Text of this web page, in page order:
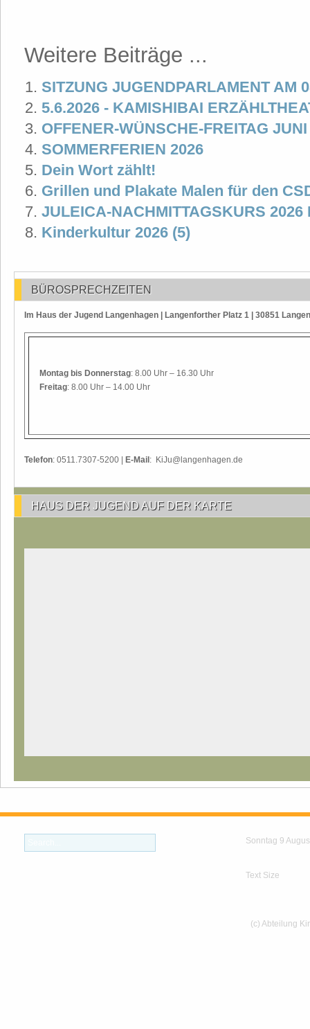
Weitere Beiträge ...
SITZUNG JUGENDPARLAMENT AM
5.6.2026 - KAMISHIBAI
OFFENER-WÜNSCHE-FREITAG
SOMMERFERIEN 2026
Dein Wort zählt!
Grillen und Plakate Malen für den
JULEICA-NACHMITTAGSKURS 2026
Kinderkultur 2026 (5)
BÜROSPRECHZEITEN
Im Haus der Jugend Langenhagen | Langenforther Platz 1 | 30851
Montag bis Donnerstag: 8.00 Uhr – 16.30 Uhr
Freitag: 8.00 Uhr – 14.00 Uhr
Telefon: 0511.7307-5200 | E-Mail : KiJu@langenhagen.de
HAUS DER JUGEND AUF DER KARTE
Sonntag 9
Text Size
(c) Abteilung